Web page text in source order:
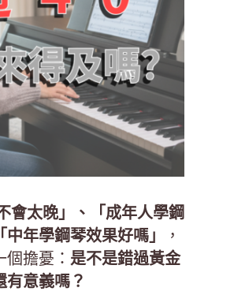
會太晚」、「成年人學鋼
年學鋼琴效果好嗎」
，
擔憂： 是不是錯過黃金
有意義嗎？